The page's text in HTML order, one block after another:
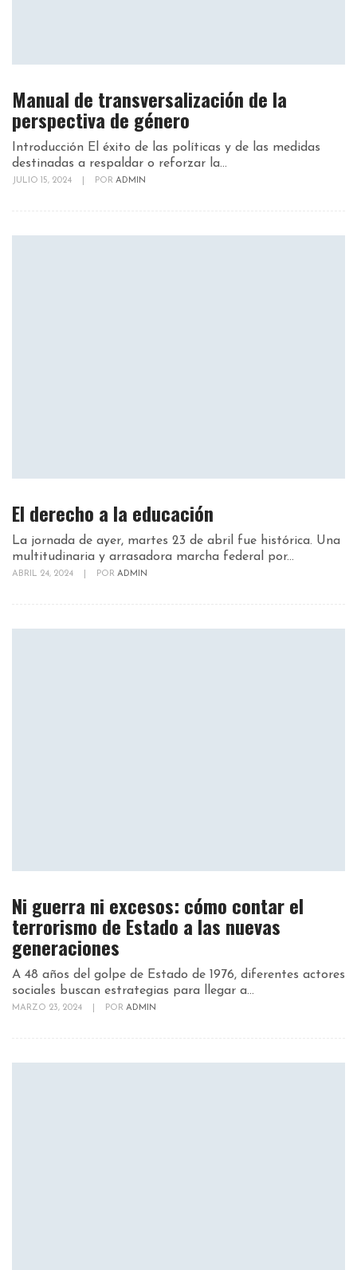
Manual de transversalización de la
perspectiva de género
Introducción El éxito de las políticas y de las medidas
destinadas a respaldar o reforzar la...
JULIO 15, 2024 POR ADMIN
El derecho a la educación
La jornada de ayer, martes 23 de abril fue histórica. Una
multitudinaria y arrasadora marcha federal por...
ABRIL 24, 2024 POR ADMIN
Ni guerra ni excesos: cómo contar el
terrorismo de Estado a las nuevas
generaciones
A 48 años del golpe de Estado de 1976, diferentes actores
sociales buscan estrategias para llegar a...
MARZO 23, 2024 POR ADMIN